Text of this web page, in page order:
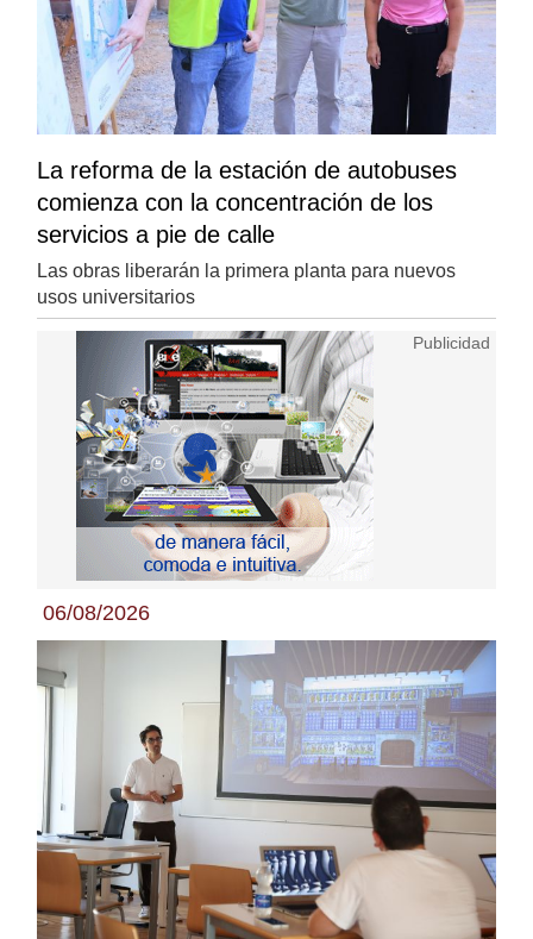
La reforma de la estación de autobuses
comienza con la concentración de los
servicios a pie de calle
Las obras liberarán la primera planta para nuevos
usos universitarios
06/08/2026